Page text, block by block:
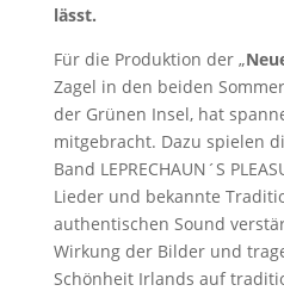
lässt.
Für die Produktion der „
Zagel in den beiden
der Grünen Insel, hat
mitgebracht. Dazu spielen
Band LEPRECHAUN´S
Lieder und bekannte
authentischen Sound
Wirkung der Bilder und
Schönheit Irlands auf